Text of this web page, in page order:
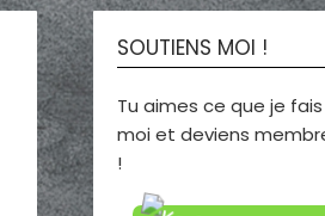
SOUTIENS MOI !
Tu aimes ce que je
moi et deviens
!